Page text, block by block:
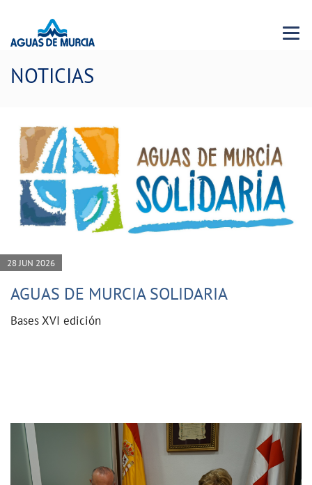
Menu
NOTICIAS
28 JUN 2026
AGUAS DE MURCIA SOLIDARIA
Bases XVI edición